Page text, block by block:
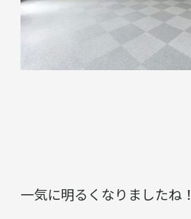
一気に明るくなりましたね！